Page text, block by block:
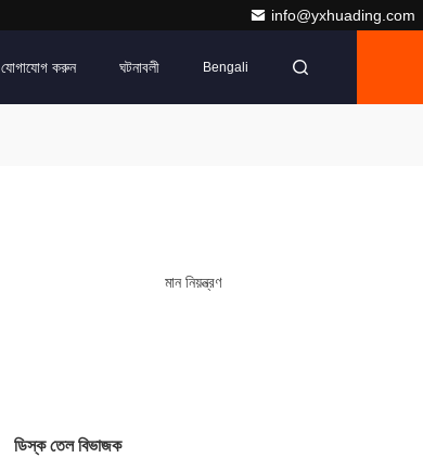
info@yxhuading.com
যোগাযোগ করুন ঘটনাবলী Bengali
মান নিয়ন্ত্রণ
ডিস্ক তেল বিভাজক